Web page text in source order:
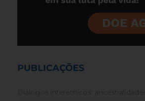
PUBLICAÇÕES
Diálogos interétnicos: